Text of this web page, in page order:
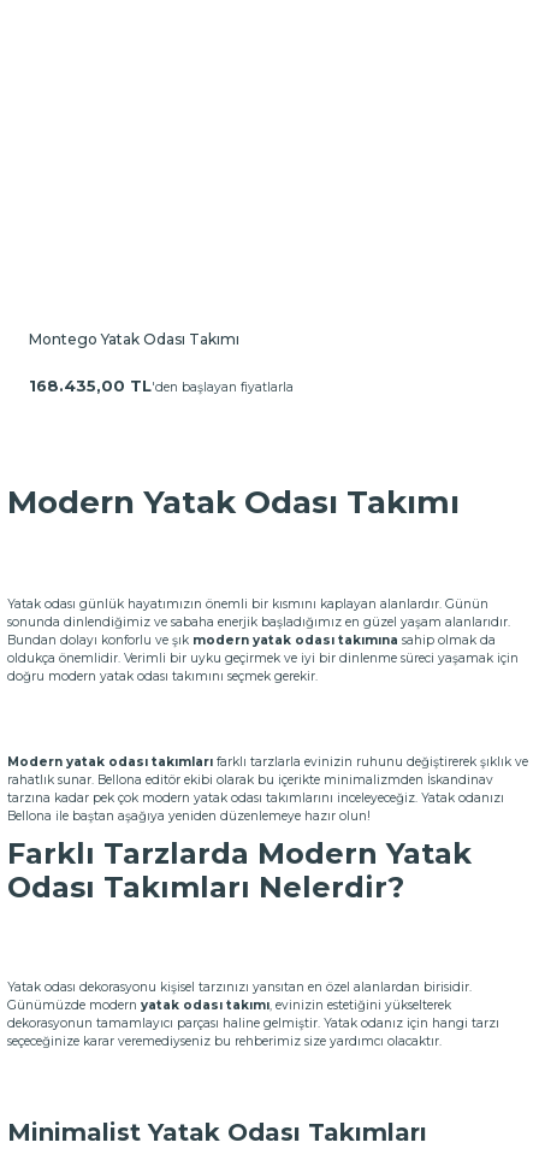
Montego Yatak Odası Takımı
168.435,00 TL'den başlayan fiyatlarla
Modern Yatak Odası Takımı
Yatak odası günlük hayatımızın önemli bir kısmını kaplayan alanlardır. Günün
sonunda dinlendiğimiz ve sabaha enerjik başladığımız en güzel yaşam alanlarıdır.
Bundan dolayı konforlu ve şık modern yatak odası takımına sahip olmak da
oldukça önemlidir. Verimli bir uyku geçirmek ve iyi bir dinlenme süreci yaşamak için
doğru modern yatak odası takımını seçmek gerekir.
Modern yatak odası takımları farklı tarzlarla evinizin ruhunu değiştirerek şıklık ve
rahatlık sunar. Bellona editör ekibi olarak bu içerikte minimalizmden İskandinav
tarzına kadar pek çok modern yatak odası takımlarını inceleyeceğiz. Yatak odanızı
Bellona ile baştan aşağıya yeniden düzenlemeye hazır olun!
Farklı Tarzlarda Modern Yatak
Odası Takımları Nelerdir?
Yatak odası dekorasyonu kişisel tarzınızı yansıtan en özel alanlardan birisidir.
Günümüzde modern yatak odası takımı, evinizin estetiğini yükselterek
dekorasyonun tamamlayıcı parçası haline gelmiştir. Yatak odanız için hangi tarzı
seçeceğinize karar veremediyseniz bu rehberimiz size yardımcı olacaktır.
Minimalist Yatak Odası Takımları